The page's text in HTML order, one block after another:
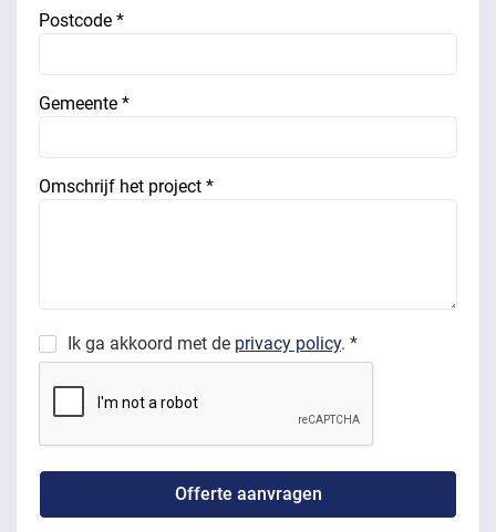
Postcode *
Gemeente *
Omschrijf het project *
Ik ga akkoord met de privacy policy. *